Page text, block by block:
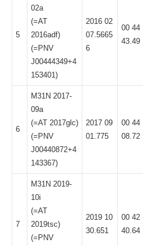
5
02a
(=AT
2016adf)
(=PNV
J00444349+4
153401)
2016 02
07.5665
6
00 44
43.49
6
M31N 2017-
09a
(=AT 2017glc)
(=PNV
J00440872+4
143367)
2017 09
01.775
00 44
08.72
7
M31N 2019-
10i
(=AT
2019tsc)
(=PNV
2019 10
30.651
00 42
40.64